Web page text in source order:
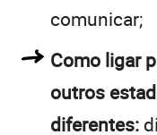
comunicar;
Como ligar
outros
diferentes: